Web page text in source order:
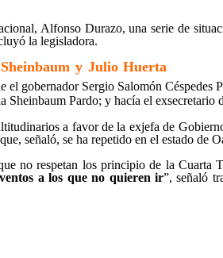
Alfonso Durazo, una serie de
la legisladora.
y Julio Huerta
el gobernador Sergio Salomón Céspedes
Sheinbaum Pardo; y hacía el exsecretario
a favor de la exjefa de
señaló, se ha repetido en el estado de
no respetan los principio de la Cuarta
a los que no quieren ir”, señaló